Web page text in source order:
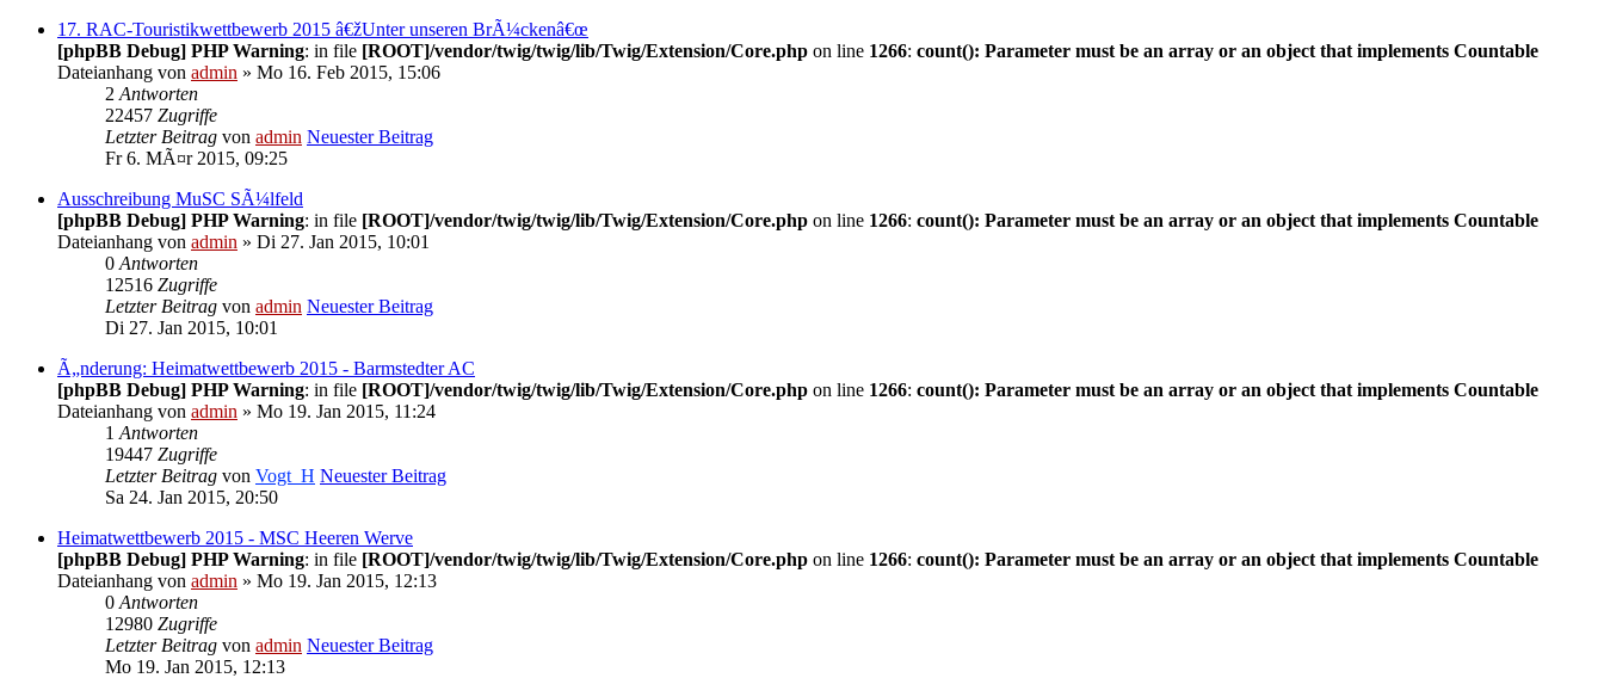
17. RAC-Touristikwettbewerb 2015 â€žUnter unseren BrÃ¼ckenâ€œ
[phpBB Debug] PHP Warning: in file [ROOT]/vendor/twig/twig/lib/Twig/Extension/Core.php on line 1266: count(): Parameter must be an array or an object that implements Countable
Dateianhang von admin » Mo 16. Feb 2015, 15:06
2 Antworten
22457 Zugriffe
Letzter Beitrag von admin Neuester Beitrag
Fr 6. MÃ¤r 2015, 09:25
Ausschreibung MuSC SÃ¼lfeld
[phpBB Debug] PHP Warning: in file [ROOT]/vendor/twig/twig/lib/Twig/Extension/Core.php on line 1266: count(): Parameter must be an array or an object that implements Countable
Dateianhang von admin » Di 27. Jan 2015, 10:01
0 Antworten
12516 Zugriffe
Letzter Beitrag von admin Neuester Beitrag
Di 27. Jan 2015, 10:01
Ã„nderung: Heimatwettbewerb 2015 - Barmstedter AC
[phpBB Debug] PHP Warning: in file [ROOT]/vendor/twig/twig/lib/Twig/Extension/Core.php on line 1266: count(): Parameter must be an array or an object that implements Countable
Dateianhang von admin » Mo 19. Jan 2015, 11:24
1 Antworten
19447 Zugriffe
Letzter Beitrag von Vogt_H Neuester Beitrag
Sa 24. Jan 2015, 20:50
Heimatwettbewerb 2015 - MSC Heeren Werve
[phpBB Debug] PHP Warning: in file [ROOT]/vendor/twig/twig/lib/Twig/Extension/Core.php on line 1266: count(): Parameter must be an array or an object that implements Countable
Dateianhang von admin » Mo 19. Jan 2015, 12:13
0 Antworten
12980 Zugriffe
Letzter Beitrag von admin Neuester Beitrag
Mo 19. Jan 2015, 12:13